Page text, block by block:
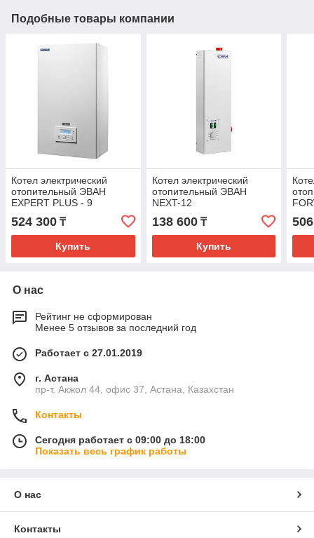
Подобные товары компании
Котел электрический
отопительный ЭВАН
EXPERT PLUS - 9
524 300 ₸
Купить
Котел электрический
отопительный ЭВАН
NEXT-12
138 600₸
Купить
О нас
Рейтинг не сформирован
Менее 5 отзывов за последний год
Работает с 27.01.2019
г. Астана
пр-т. Акжол 44, офис 37, Астана, Казахстан
Контакты
Сегодня работает с 09:00 до 18:00
Показать весь график работы
О нас
Контакты